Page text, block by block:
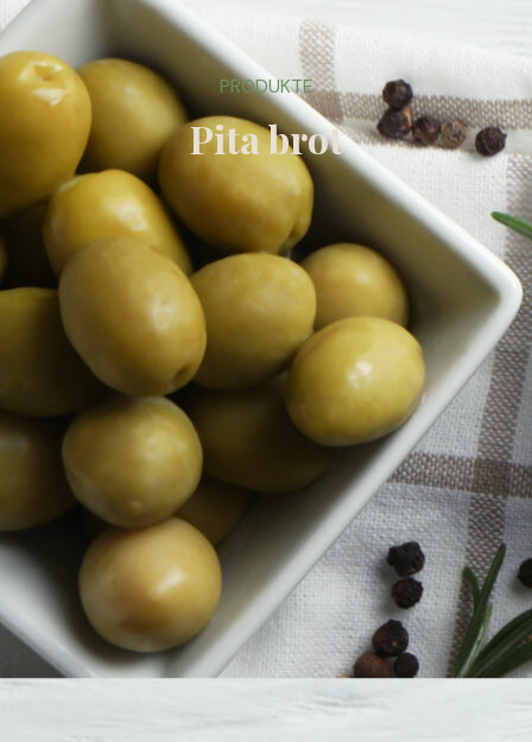
PRODUKTE
Pita brot